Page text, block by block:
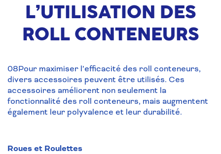
L’UTILISATION DES
ROLL CONTENEURS
08Pour maximiser l’efficacité des roll conteneurs,
divers accessoires peuvent être utilisés. Ces
accessoires améliorent non seulement la
fonctionnalité des roll conteneurs, mais augmentent
également leur polyvalence et leur durabilité.
Roues et Roulettes